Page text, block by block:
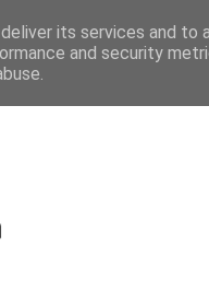
its services and to
and security